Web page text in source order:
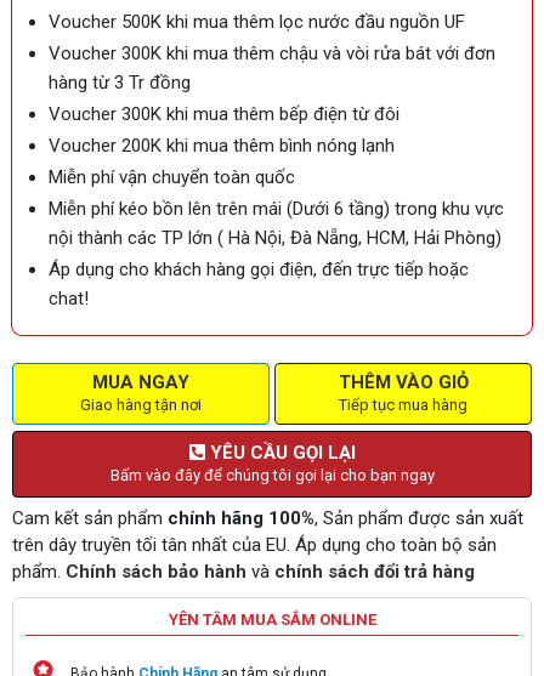
Voucher 500K khi mua thêm lọc nước đầu nguồn UF
Voucher 300K khi mua thêm chậu và vòi rửa bát với đơn
hàng từ 3 Tr đồng
Voucher 300K khi mua thêm bếp điện từ đôi
Voucher 200K khi mua thêm bình nóng lạnh
Miễn phí vận chuyển toàn quốc
Miễn phí kéo bồn lên trên mái (Dưới 6 tầng) trong khu vực
nội thành các TP lớn ( Hà Nội, Đà Nẵng, HCM, Hải Phòng)
Áp dụng cho khách hàng gọi điện, đến trực tiếp hoặc
chat!
MUA NGAY
Giao hàng tận nơi
THÊM VÀO GIỎ
Tiếp tục mua hàng
YÊU CẦU GỌI LẠI
Bấm vào đây để chúng tôi gọi lại cho bạn ngay
Cam kết sản phẩm chính hãng 100%, Sản phẩm được sản xuất
trên dây truyền tối tân nhất của EU. Áp dụng cho toàn bộ sản
phẩm. Chính sách bảo hành và chính sách đổi trả hàng
YÊN TÂM MUA SẮM ONLINE